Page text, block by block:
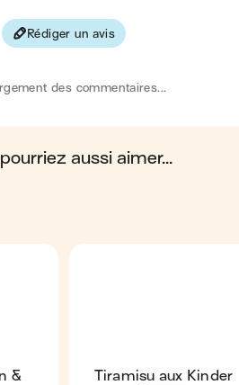
sur une estimation moyenne pour une
votre santé, veuillez consulter un
de la recette "Brownie cheesecake"
; 2 g de fibres.
Rédiger un avis
des commentaires...
pourriez aussi aimer...
&
Tiramisu aux Kinder